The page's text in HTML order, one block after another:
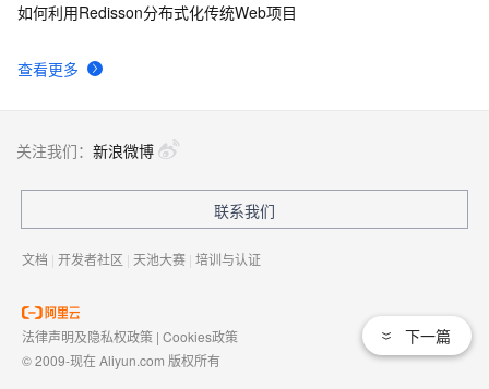
查看更多
如何利用Redisson分布式化传统Web项目
下一篇
关注我们： 新浪微博
联系我们
文档 | 开发者社区 | 天池大赛 | 培训与认证
法律声明及隐私权政策 | Cookies政策
© 2009-现在 Aliyun.com 版权所有